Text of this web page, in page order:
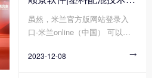
虽然，米兰官方版网站登录入
口-米兰online（中国） 可以为
兰官方版网站登录入口-米兰onli
2023-12-08 